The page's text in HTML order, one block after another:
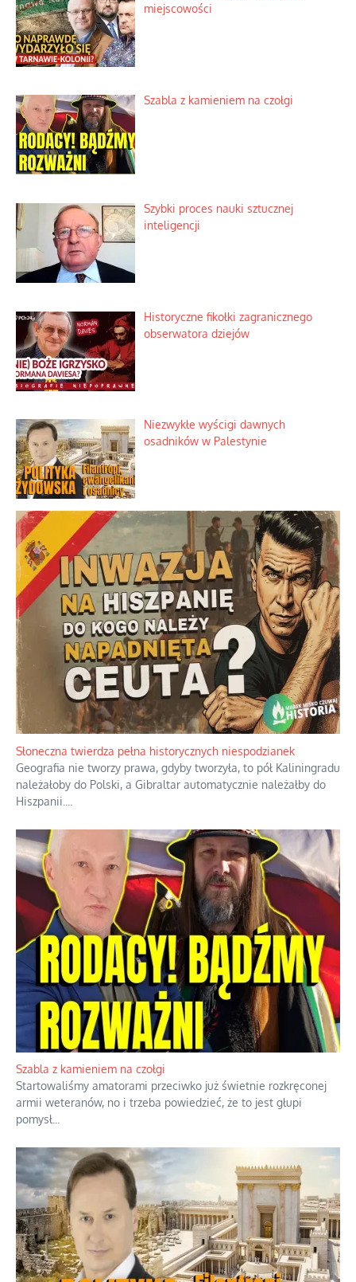
miejscowości
Szabla z kamieniem na czołgi
Szybki proces nauki sztucznej
inteligencji
Historyczne fikołki zagranicznego
obserwatora dziejów
Niezwykłe wyścigi dawnych
osadników w Palestynie
Słoneczna twierdza pełna historycznych niespodzianek
Geografia nie tworzy prawa, gdyby tworzyła, to pół Kaliningradu
należałoby do Polski, a Gibraltar automatycznie należałby do
Hiszpanii.
Szabla z kamieniem na czołgi
Startowaliśmy amatorami przeciwko już świetnie rozkręconej
armii weteranów, no i trzeba powiedzieć, że to jest głupi
pomysł